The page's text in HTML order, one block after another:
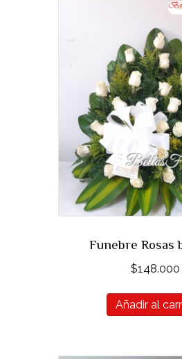
Funebre Rosas
$148.000
Añadir al